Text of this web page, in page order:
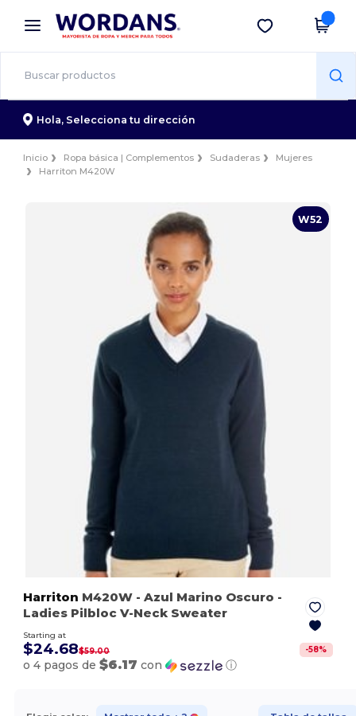
× App de Wordans
¡Mejores precios en app!
Descargar app
Hola, Selecciona tu dirección
Inicio Ropa básica | Complementos Sudaderas
Mujeres
Harriton M420W
W52
Harriton M420W - Azul Marino Oscuro -
Ladies Pilbloc V-Neck Sweater
Starting at
$24.68$59.00 -58%
o 4 pagos de$6.17 con ⓘ